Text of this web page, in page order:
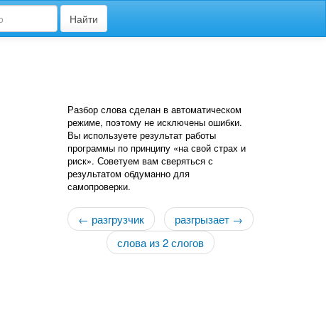
Найти
Разбор слова сделан в автоматическом
режиме, поэтому не исключены ошибки.
Вы используете результат работы
программы по принципу «на свой страх и
риск». Советуем вам сверяться с
результатом обдуманно для
самопроверки.
← разгрузчик
разгрызает →
слова из 2 слогов